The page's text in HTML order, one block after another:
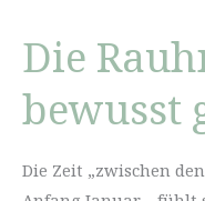
Die
bewusst
Die Zeit „zwischen